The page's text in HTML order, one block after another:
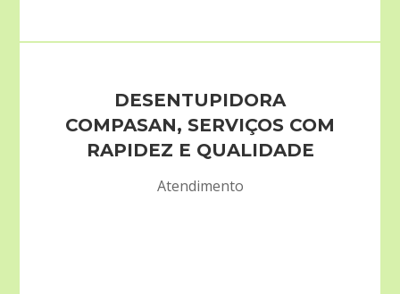
DESENTUPIDORA
COMPASAN, SERVIÇOS COM
RAPIDEZ E QUALIDADE
Atendimento